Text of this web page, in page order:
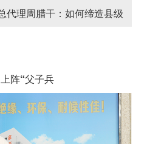
代理周腊干：如何缔造县级
阵“父子兵